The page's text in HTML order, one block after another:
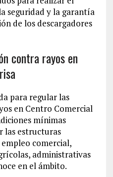
seguridad y la garantía
de los descargadores
contra rayos en
para regular las
en Centro Comercial
mínimas
las estructuras
comercial,
administrativas
en el ámbito.